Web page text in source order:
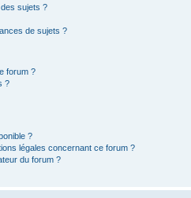
sujets ?
de sujets ?
forum ?
?
?
légales concernant ce forum ?
du forum ?